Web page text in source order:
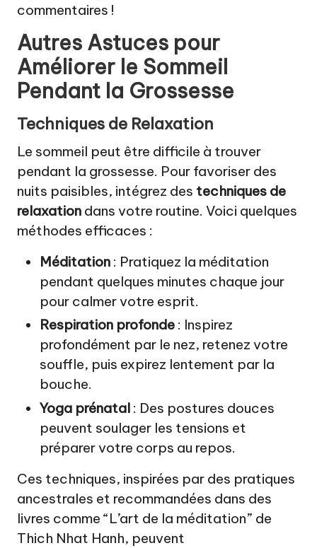
commentaires !
Autres Astuces pour
Améliorer le Sommeil
Pendant la Grossesse
Techniques de Relaxation
Le sommeil peut être difficile à trouver
pendant la grossesse. Pour favoriser des
nuits paisibles, intégrez des techniques de
relaxation dans votre routine. Voici quelques
méthodes efficaces :
Méditation : Pratiquez la méditation
pendant quelques minutes chaque jour
pour calmer votre esprit.
Respiration profonde : Inspirez
profondément par le nez, retenez votre
souffle, puis expirez lentement par la
bouche.
Yoga prénatal : Des postures douces
peuvent soulager les tensions et
préparer votre corps au repos.
Ces techniques, inspirées par des pratiques
ancestrales et recommandées dans des
livres comme “L’art de la méditation” de
Thich Nhat Hanh, peuvent